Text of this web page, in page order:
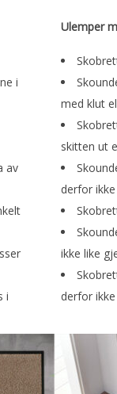
i
av
i
Ulemper
med klut
skitten ut
derfor
ikke like
derfor